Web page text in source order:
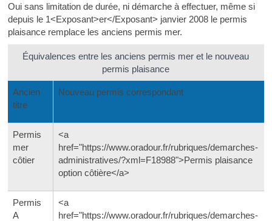
Oui sans limitation de durée, ni démarche à effectuer, même si
depuis le 1<Exposant>er</Exposant> janvier 2008 le permis
plaisance remplace les anciens permis mer.
Équivalences entre les anciens permis mer et le nouveau
permis plaisance
Ancien
titre
Nouveau permis correspondant
Permis
mer
côtier
<a
href="https://www.oradour.fr/rubriques/demarches-
administratives/?xml=F18988">Permis plaisance
option côtière</a>
Permis
A
<a
href="https://www.oradour.fr/rubriques/demarches-